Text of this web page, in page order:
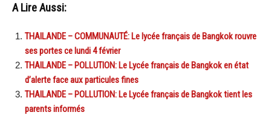
A Lire Aussi:
THAILANDE – COMMUNAUTÉ: Le lycée français de Bangkok rouvre
ses portes ce lundi 4 février
THAILANDE – POLLUTION: Le Lycée français de Bangkok en état
d’alerte face aux particules fines
THAILANDE – POLLUTION: Le Lycée français de Bangkok tient les
parents informés